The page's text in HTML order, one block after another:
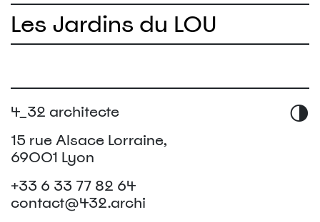
Les Jardins du LOU
4_32 architecte
15 rue Alsace Lorraine,
69001 Lyon
+33 6 33 77 82 64
contact@432.archi